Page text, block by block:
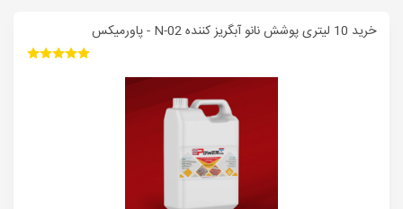
خرید 10 لیتری پوشش نانو آبگریز کننده N-02 - پاورمیکس